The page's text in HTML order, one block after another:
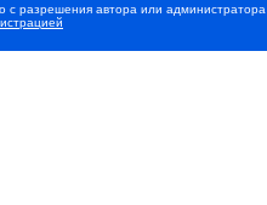
с разрешения автора или